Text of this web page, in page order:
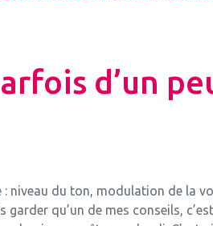
d’un
: niveau du ton, modulation de la
qu’un de mes conseils,